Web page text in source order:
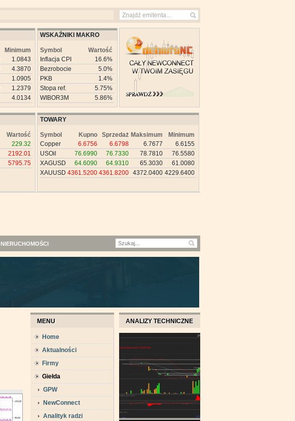
Minimum
1.0843
4.3870
1.0905
1.2379
4.0134
WSKAŹNIKI MAKRO
Symbol
Wartość
Inflacja CPI
16.6%
Bezrobocie
5.0%
PKB
1.4%
Stopa ref.
5.75%
WIBOR3M
5.86%
Wartość
229.32
2192.01
5795.75
TOWARY
Symbol Kupno Sprzedaż Maksimum
Minimum
Copper
6.6756 6.6798 6.7677
6.6155
USOil
76.6990 76.7330 78.7810
76.5580
XAGUSD
64.6090 64.9310 65.3030
61.0080
XAUUSD 4361.5200 4361.8200 4372.0400 4229.6400
NIERUCHOMOŚCI
MENU
Home
Aktualności
Firmy
Giełda
GPW
NewConnect
Analityk radzi
ANALIZY TECHNICZNE